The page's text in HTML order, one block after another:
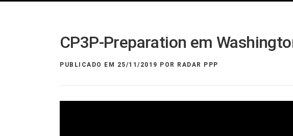
CP3P-Preparation em
PUBLICADO EM 25/11/2019 POR RADAR PPP